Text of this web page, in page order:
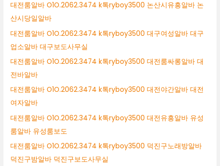
대전룸알바 O1O.2062.3474 k톡ryboy3500 논산시유흥알바 논
산시당일알바
대전룸알바 O1O.2062.3474 k톡ryboy3500 대구여성알바 대구
업소알바 대구보도사무실
대전룸알바 O1O.2062.3474 k톡ryboy3500 대전룸싸롱알바 대
전바알바
대전룸알바 O1O.2062.3474 k톡ryboy3500 대전야간알바 대전
여자알바
대전룸알바 O1O.2062.3474 k톡ryboy3500 대전유흥알바 유성
룸알바 유성룸보도
대전룸알바 O1O.2062.3474 k톡ryboy3500 덕진구노래방알바
덕진구밤알바 덕진구보도사무실